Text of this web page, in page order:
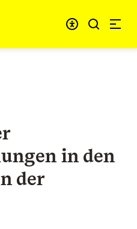
in den
der